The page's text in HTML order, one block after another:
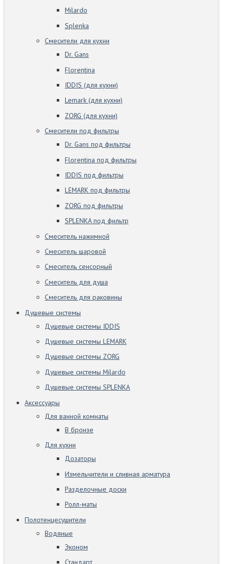
Milardo
Splenka
Смесители для кухни
Dr. Gans
Florentina
IDDIS (для кухни)
Lemark (для кухни)
ZORG (для кухни)
Смесители под фильтры
Dr. Gans под фильтры
Florentina под фильтры
IDDIS под фильтры
LEMARK под фильтры
ZORG под фильтры
SPLENKA под фильтр
Смеситель нажимной
Смеситель шаровой
Смеситель сенсорный
Смеситель для душа
Смеситель для раковины
Душевые системы
Душевые системы IDDIS
Душевые системы LEMARK
Душевые системы ZORG
Душевые системы Milardo
Душевые системы SPLENKA
Аксессуары
Для ванной комнаты
В бронзе
Для кухни
Дозаторы
Измельчители и сливная арматура
Разделочные доски
Ролл-маты
Полотенцесушители
Водяные
Эконом
Стандарт